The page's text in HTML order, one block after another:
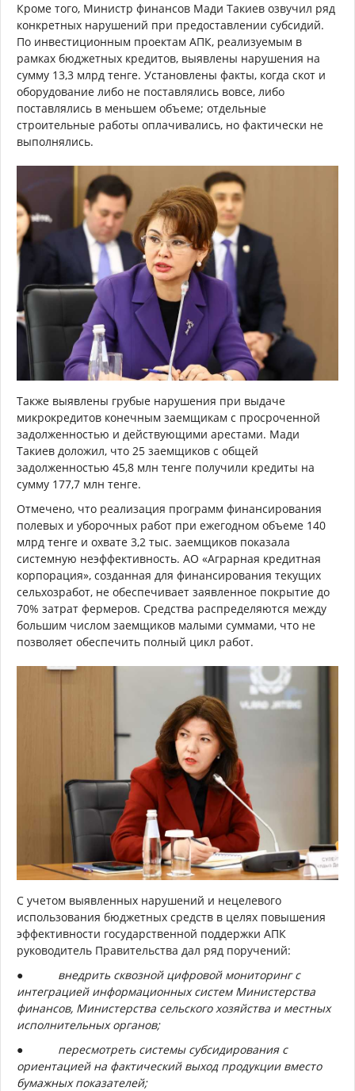
Кроме того, Министр финансов Мади Такиев озвучил ряд
конкретных нарушений при предоставлении субсидий.
По инвестиционным проектам АПК, реализуемым в
рамках бюджетных кредитов, выявлены нарушения на
сумму 13,3 млрд тенге. Установлены факты, когда скот и
оборудование либо не поставлялись вовсе, либо
поставлялись в меньшем объеме; отдельные
строительные работы оплачивались, но фактически не
выполнялись.
Также выявлены грубые нарушения при выдаче
микрокредитов конечным заемщикам с просроченной
задолженностью и действующими арестами. Мади
Такиев доложил, что 25 заемщиков с общей
задолженностью 45,8 млн тенге получили кредиты на
сумму 177,7 млн тенге.
Отмечено, что реализация программ финансирования
полевых и уборочных работ при ежегодном объеме 140
млрд тенге и охвате 3,2 тыс. заемщиков показала
системную неэффективность. АО «Аграрная кредитная
корпорация», созданная для финансирования текущих
сельхозработ, не обеспечивает заявленное покрытие до
70% затрат фермеров. Средства распределяются между
большим числом заемщиков малыми суммами, что не
позволяет обеспечить полный цикл работ.
С учетом выявленных нарушений и нецелевого
использования бюджетных средств в целях повышения
эффективности государственной поддержки АПК
руководитель Правительства дал ряд поручений:
● внедрить сквозной цифровой мониторинг с
интеграцией информационных систем Министерства
финансов, Министерства сельского хозяйства и местных
исполнительных органов;
● пересмотреть системы субсидирования с
ориентацией на фактический выход продукции вместо
бумажных показателей;